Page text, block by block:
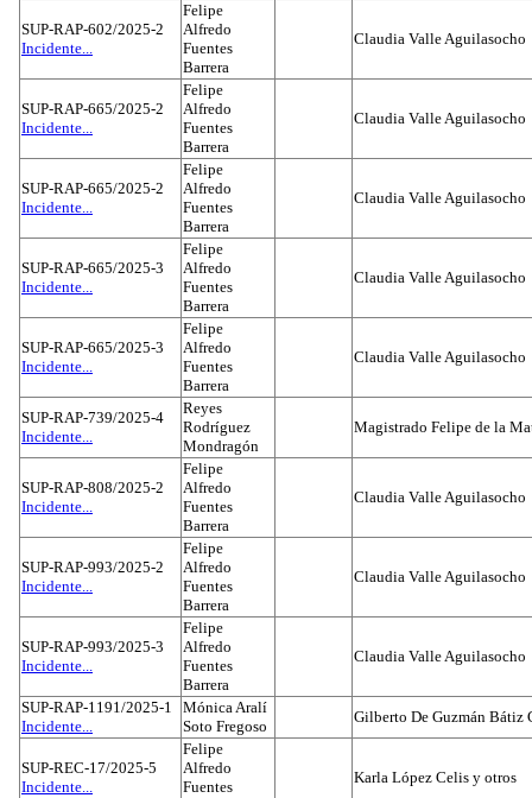
SUP-RAP-602/2025-2
Incidente...
Felipe
Alfredo
Fuentes
Barrera
Claudia Valle Aguilasocho
SUP-RAP-665/2025-2
Incidente...
Felipe
Alfredo
Fuentes
Barrera
Claudia Valle Aguilasocho
SUP-RAP-665/2025-2
Incidente...
Felipe
Alfredo
Fuentes
Barrera
Claudia Valle Aguilasocho
SUP-RAP-665/2025-3
Incidente...
Felipe
Alfredo
Fuentes
Barrera
Claudia Valle Aguilasocho
SUP-RAP-665/2025-3
Incidente...
Felipe
Alfredo
Fuentes
Barrera
Claudia Valle Aguilasocho
SUP-RAP-739/2025-4
Incidente...
Reyes
Rodríguez
Mondragón
Magistrado Felipe de la
SUP-RAP-808/2025-2
Incidente...
Felipe
Alfredo
Fuentes
Barrera
Claudia Valle Aguilasocho
SUP-RAP-993/2025-2
Incidente...
Felipe
Alfredo
Fuentes
Barrera
Claudia Valle Aguilasocho
SUP-RAP-993/2025-3
Incidente...
Felipe
Alfredo
Fuentes
Barrera
Claudia Valle Aguilasocho
SUP-RAP-1191/2025-1
Incidente...
Mónica Aralí
Soto Fregoso
Gilberto De Guzmán Bátiz
SUP-REC-17/2025-5
Incidente...
Felipe
Alfredo
Fuentes
Karla López Celis y otros